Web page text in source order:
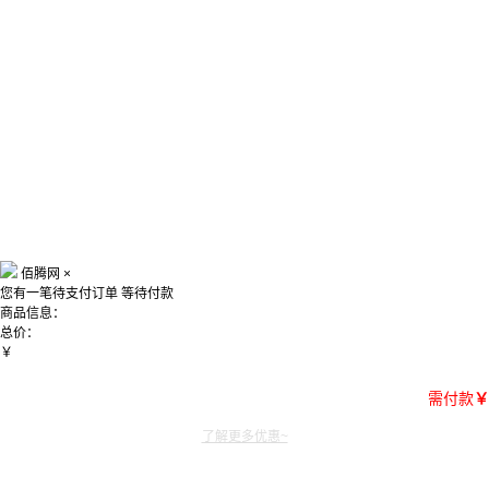
佰腾网 ×
您有一笔待支付订单 等待付款
商品信息：
总价：
￥
需付款￥
了解更多优惠~